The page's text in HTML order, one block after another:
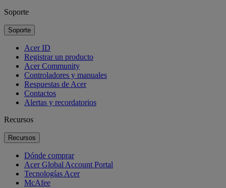
Soporte
Soporte
Acer ID
Registrar un producto
Acer Community
Controladores y manuales
Respuestas de Acer
Contactos
Alertas y recordatorios
Recursos
Recursos
Dónde comprar
Acer Global Account Portal
Tecnologías Acer
McAfee